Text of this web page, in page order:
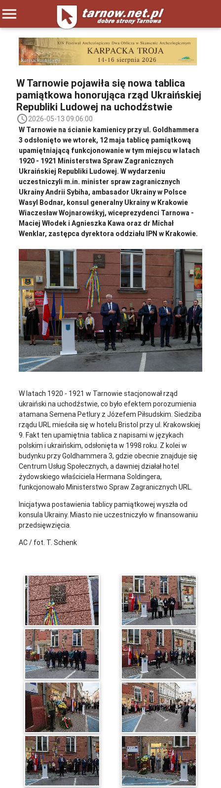
menu
W Tarnowie pojawiła się nowa tablica
pamiątkowa honorująca rząd Ukraińskiej
Republiki Ludowej na uchodźstwie
access_time2026-05-13 09:06:00
W Tarnowie na ścianie kamienicy przy ul. Goldhammera
3 odsłonięto we wtorek, 12 maja tablicę pamiątkową
upamiętniającą funkcjonowanie w tym miejscu w latach
1920 - 1921 Ministerstwa Spraw Zagranicznych
Ukraińskiej Republiki Ludowej. W wydarzeniu
uczestniczyli m.in. minister spraw zagranicznych
Ukrainy Andrii Sybiha, ambasador Ukrainy w Polsce
Wasyl Bodnar, konsul generalny Ukrainy w Krakowie
Wiaczesław Wojnarowśkyj, wiceprezydenci Tarnowa -
Maciej Włodek i Agnieszka Kawa oraz dr Michał
Wenklar, zastępca dyrektora oddziału IPN w Krakowie.
W latach 1920 - 1921 w Tarnowie stacjonował rząd
ukraiński na uchodźstwie, co było efektem porozumienia
atamana Semena Petlury z Józefem Piłsudskim. Siedziba
rządu URL mieściła się w hotelu Bristol przy ul. Krakowskiej
9. Fakt ten upamiętnia tablica z napisami w językach
polskim i ukraińskim, odsłonięta w 1998 roku. Z kolei w
budynku przy Goldhammera 3, gdzie obecnie znajduje się
Centrum Usług Społecznych, a dawniej działał hotel
żydowskiego właściciela Hermana Soldingera,
funkcjonowało Ministerstwo Spraw Zagranicznych URL.
Inicjatywa postawienia tablicy pamiątkowej wyszła od
konsula Ukrainy. Miasto nie uczestniczyło w finansowaniu
przedsięwzięcia.
AC / fot. T. Schenk